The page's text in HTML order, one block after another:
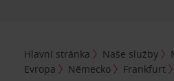
Hlavní stránka Naše služby
Evropa
Německo Frankfurt